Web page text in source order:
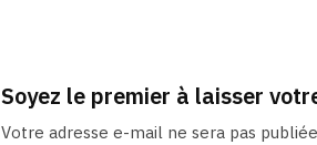
Soyez le premier à laisser
Votre adresse e-mail ne sera pas